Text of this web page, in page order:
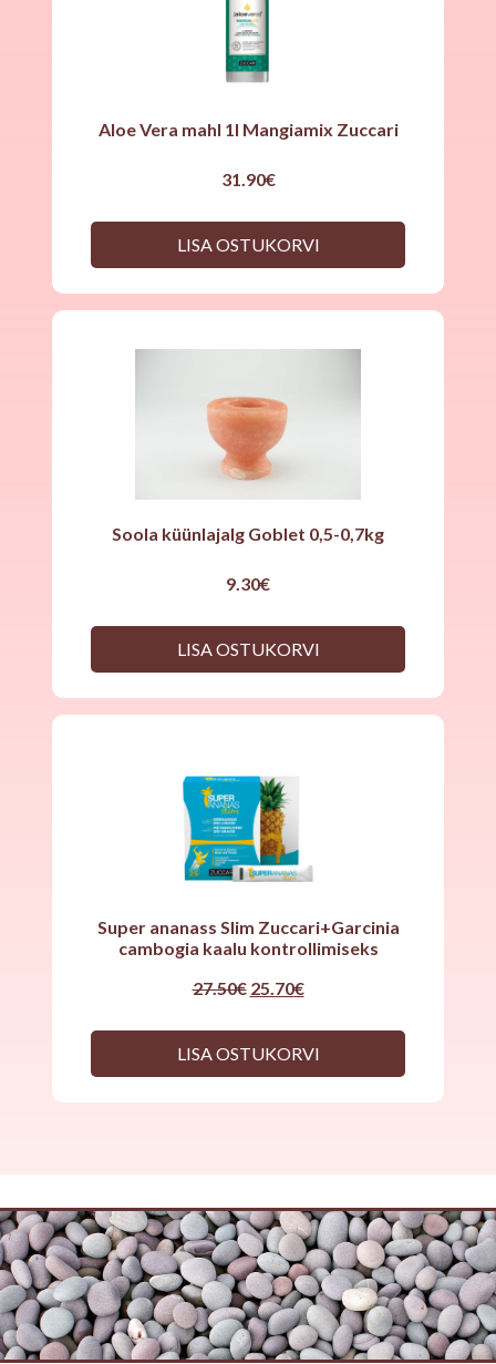
Aloe Vera mahl 1l Mangiamix Zuccari
31.90€
LISA OSTUKORVI
Soola küünlajalg Goblet 0,5-0,7kg
9.30€
LISA OSTUKORVI
Super ananass Slim Zuccari+Garcinia
cambogia kaalu kontrollimiseks
27.50€ Original
25.70€Current
LISA OSTUKORVI